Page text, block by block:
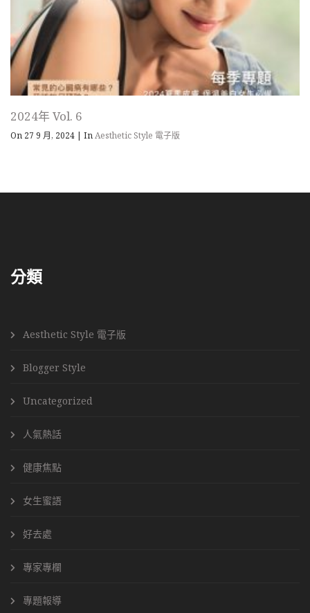
2024年 Vol. 6
On 27 9 月, 2024 | InAesthetic Style 電子版
分類
Aesthetic Style 電子版
Blogger Style
Uncategorized
人氣熱話
健康焦點
女生蜜語
好去處
專家專欄
專題報導